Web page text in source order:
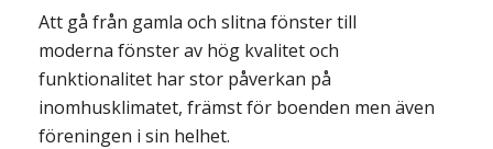
Att gå från gamla och slitna fönster till
moderna fönster av hög kvalitet och
funktionalitet har stor påverkan på
inomhusklimatet, främst för boenden men även
föreningen i sin helhet.